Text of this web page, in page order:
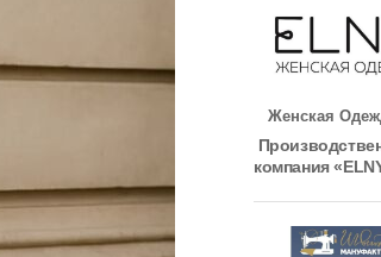
Женская
компания